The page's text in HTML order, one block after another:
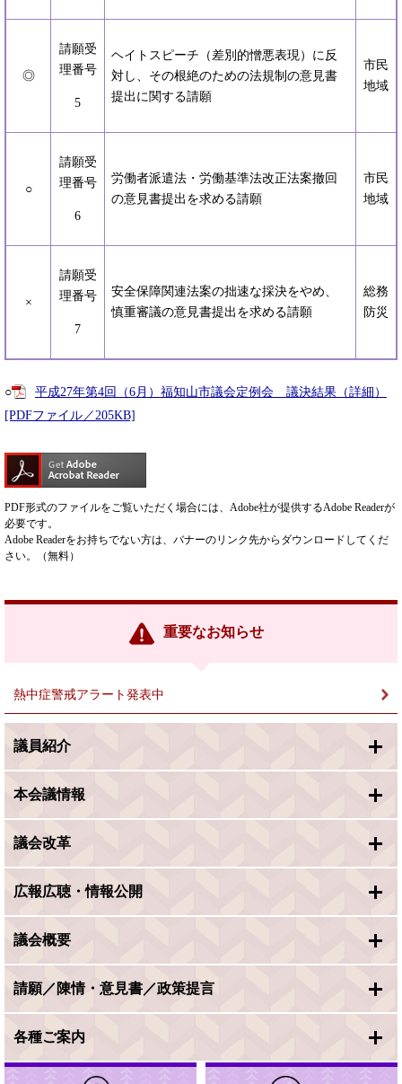
◎
請願受
理番号
5
ヘイトスピーチ（差別的憎悪表現）に反
対し、その根絶のための法規制の意見書
提出に関する請願
市民
地域
○
請願受
理番号
6
労働者派遣法・労働基準法改正法案撤回
の意見書提出を求める請願
市民
地域
×
請願受
理番号
7
安全保障関連法案の拙速な採決をやめ、
慎重審議の意見書提出を求める請願
総務
防災
○
平成27年第4回（6月）福知山市議会定例会 議決結果（詳細）
[PDFファイル／205KB]
PDF形式のファイルをご覧いただく場合には、Adobe社が提供するAdobe Readerが
必要です。
Adobe Readerをお持ちでない方は、バナーのリンク先からダウンロードしてくだ
さい。（無料）
重要なお知らせ
熱中症警戒アラート発表中
議員紹介
本会議情報
議会改革
広報広聴・情報公開
議会概要
請願／陳情・意見書／政策提言
各種ご案内